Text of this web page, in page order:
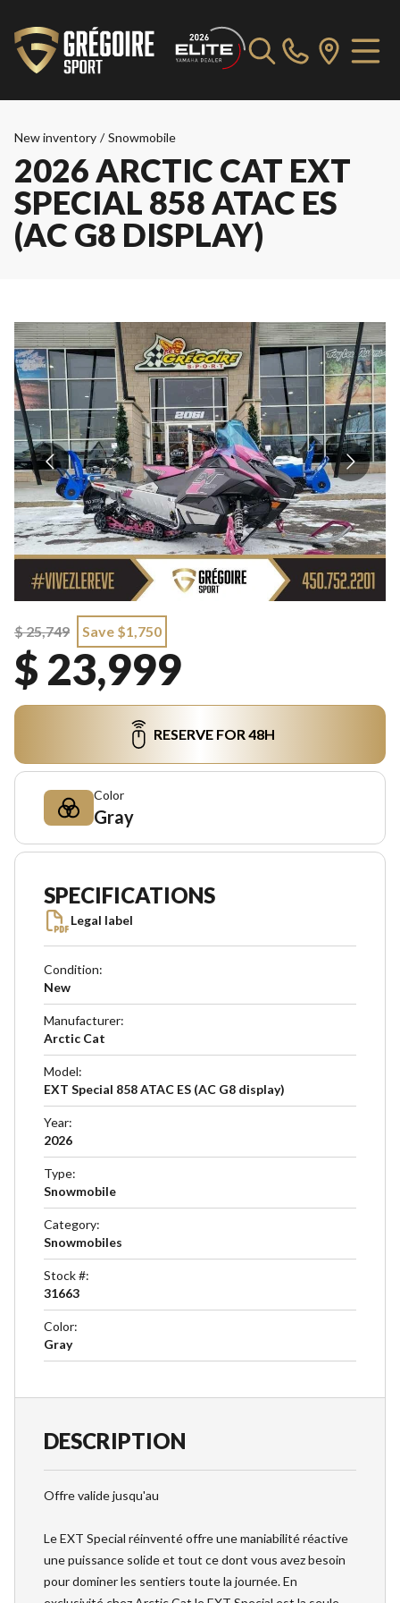
New inventory / Snowmobile
2026 ARCTIC CAT EXT
SPECIAL 858 ATAC ES
(AC G8 DISPLAY)
$ 25,749 Save $1,750
$ 23,999
RESERVE FOR 48H
Color
Gray
SPECIFICATIONS
Legal label
Condition:
New
Manufacturer:
Arctic Cat
Model:
EXT Special 858 ATAC ES (AC G8 display)
Year:
2026
Type:
Snowmobile
Category:
Snowmobiles
Stock #:
31663
Color:
Gray
DESCRIPTION
Offre valide jusqu'au
Le EXT Special réinventé offre une maniabilité réactive
une puissance solide et tout ce dont vous avez besoin
pour dominer les sentiers toute la journée. En